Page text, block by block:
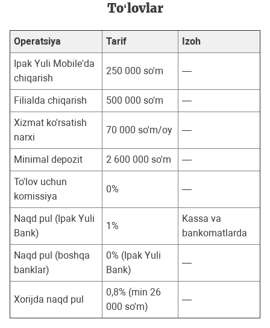
To‘lovlar
Operatsiya Tarif
Izoh
Ipak Yuli Mobile'da
chiqarish
250 000 so'm —
Filialda chiqarish 500 000 so'm
—
Xizmat ko'rsatish
narxi
70 000 so'm/oy —
Minimal depozit 2 600 000 so'm
—
To'lov uchun
komissiya
0% —
Naqd pul (Ipak Yuli
Bank)
1%
Kassa va
bankomatlarda
Naqd pul (boshqa
banklar)
0% (Ipak Yuli
Bank)
—
Xorijda naqd pul
0,8% (min 26
000 so'm)
—